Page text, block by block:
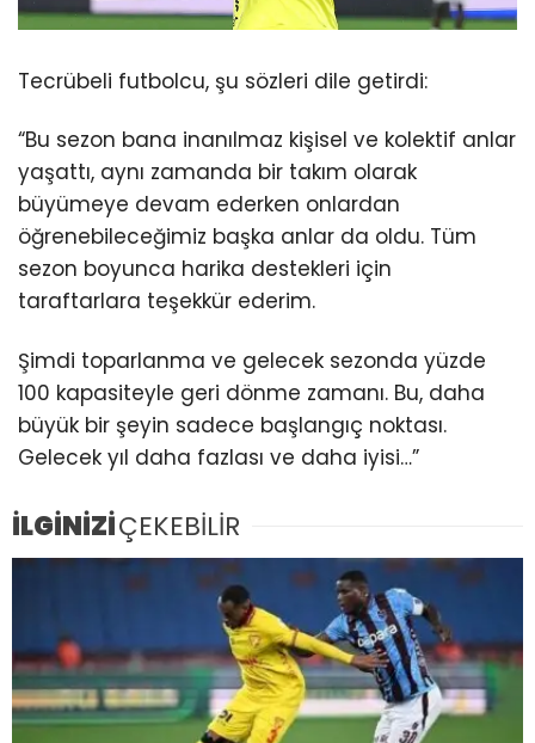
Tecrübeli futbolcu, şu sözleri dile getirdi:
“Bu sezon bana inanılmaz kişisel ve kolektif anlar
yaşattı, aynı zamanda bir takım olarak
büyümeye devam ederken onlardan
öğrenebileceğimiz başka anlar da oldu. Tüm
sezon boyunca harika destekleri için
taraftarlara teşekkür ederim.
Şimdi toparlanma ve gelecek sezonda yüzde
100 kapasiteyle geri dönme zamanı. Bu, daha
büyük bir şeyin sadece başlangıç noktası.
Gelecek yıl daha fazlası ve daha iyisi…”
İLGİNİZİÇEKEBİLİR